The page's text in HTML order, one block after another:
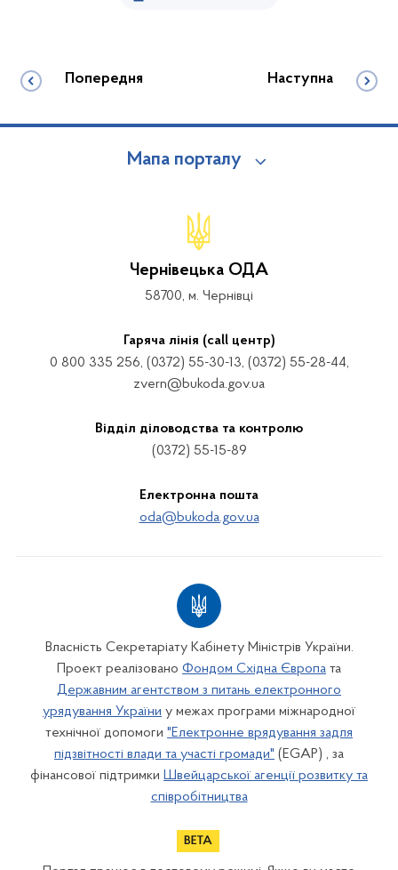
Попередня Наступна
Мапа порталу
Чернівецька ОДА
58700, м. Чернівці
Гаряча лінія (call центр)
0 800 335 256, (0372) 55-30-13, (0372) 55-28-44,
zvern@bukoda.gov.ua
Відділ діловодства та контролю
(0372) 55-15-89
Електронна пошта
oda@bukoda.gov.ua
Власність Секретаріату Кабінету Міністрів України.
Проект реалізовано Фондом Східна Європа та
Державним агентством з питань електронного
урядування України у межах програми міжнародної
технічної допомоги "Електронне врядування задля
підзвітності влади та участі громади" (EGAP) , за
фінансової підтримки Швейцарської агенції розвитку та
співробітництва